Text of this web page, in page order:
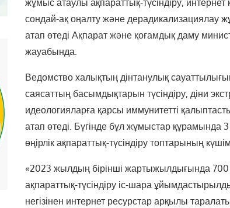
жұмыс атаулы ақпараттық-түсіндіру, интернет
сондай-ақ оңалту және дерадикализациялау
атап өтеді Ақпарат және қоғамдық даму
жауабында.
Ведомство халықтың дінтанулық
саясаттың басымдықтарын түсіндіру, діни
идеологияларға қарсы иммунитетті
атап өтеді. Бүгінде бұл жұмыстар
өңірлік ақпараттық-түсіндіру топтарының
«2023 жылдың бірінші жартыжылдығында
ақпараттық-түсіндіру іс-шара
негізінен интернет ресурстар арқылы